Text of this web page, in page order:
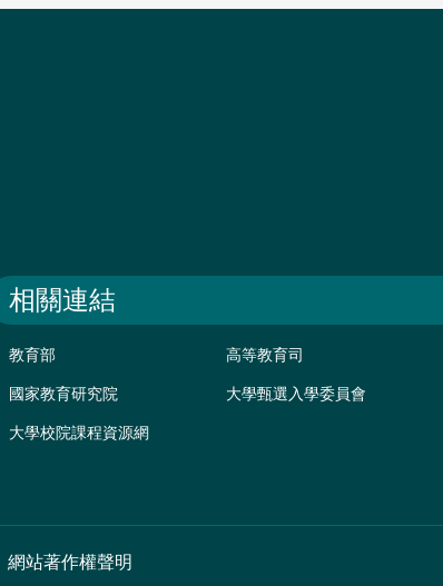
相關連結
教育部 高等教育司
國家教育研究院 大學甄選入學委員會
大學校院課程資源網
網站著作權聲明